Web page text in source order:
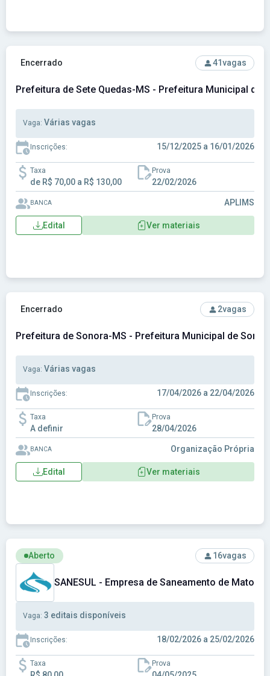
Ver concurso: Prefeitura de Sete Quedas-MS - Prefeitura
Encerrado 41vagas
Prefeitura de Sete Quedas-MS - Prefeitura Municipal de
Vaga: Várias vagas
Inscrições: 15/12/2025 a 16/01/2026
Taxa
de R$ 70,00 a R$ 130,00
Prova
22/02/2026
BANCA APLIMS
Edital Ver materiais
Ver concurso: Prefeitura de Sonora-MS - Prefeitura
Encerrado 2vagas
Prefeitura de Sonora-MS - Prefeitura Municipal de
Vaga: Várias vagas
Inscrições: 17/04/2026 a 22/04/2026
Taxa
A definir
Prova
28/04/2026
BANCA Organização Própria
Edital Ver materiais
Ver concurso: SANESUL - Empresa de Saneamento de
Aberto 16vagas
SANESUL - Empresa de Saneamento de Mato
Vaga: 3 editais disponíveis
Inscrições: 18/02/2026 a 25/02/2026
Taxa Prova